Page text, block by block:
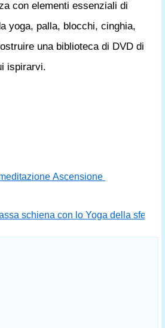
con elementi essenziali di
yoga, palla, blocchi, cinghia,
una biblioteca di DVD di
ispirarvi.
Ascensione
schiena con lo Yoga della sfera